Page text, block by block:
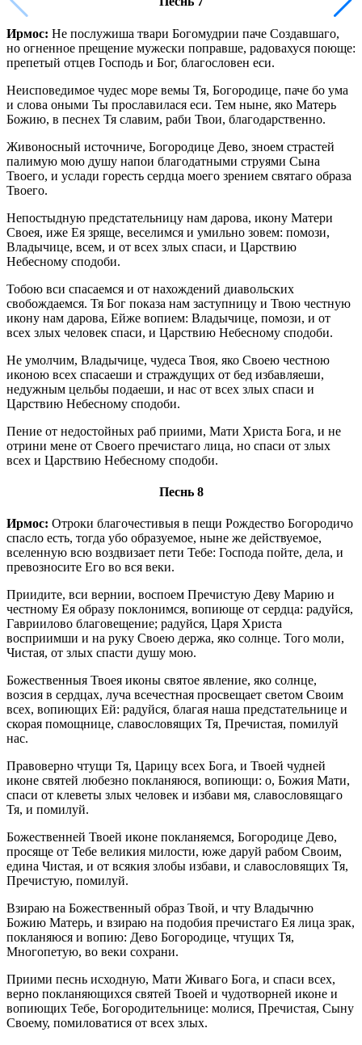
Ирмос: Не послужиша твари Богомудрии паче Создавшаго,
но огненное прещение мужески поправше, радовахуся поюще:
препетый отцев Господь и Бог, благословен еси.
Неисповедимое чудес море вемы Тя, Богородице, паче бо ума
и слова оными Ты прославилася еси. Тем ныне, яко Матерь
Божию, в песнех Тя славим, раби Твои, благодарственно.
Живоносный источниче, Богородице Дево, зноем страстей
палимую мою душу напои благодатными струями Сына
Твоего, и услади горесть сердца моего зрением святаго образа
Твоего.
Непостыдную предстательницу нам дарова, икону Матери
Своея, иже Ея зряще, веселимся и умильно зовем: помози,
Владычице, всем, и от всех злых спаси, и Царствию
Небесному сподоби.
Тобою вси спасаемся и от нахождений диавольских
свобождаемся. Тя Бог показа нам заступницу и Твою честную
икону нам дарова, Ейже вопием: Владычице, помози, и от
всех злых человек спаси, и Царствию Небесному сподоби.
Не умолчим, Владычице, чудеса Твоя, яко Своею честною
иконою всех спасаеши и страждущих от бед избавляеши,
недужным цельбы подаеши, и нас от всех злых спаси и
Царствию Небесному сподоби.
Пение от недостойных раб приими, Мати Христа Бога, и не
отрини мене от Своего пречистаго лица, но спаси от злых
всех и Царствию Небесному сподоби.
Песнь 8
Ирмос: Отроки благочестивыя в пещи Рождество Богородичо
спасло есть, тогда убо образуемое, ныне же действуемое,
вселенную всю воздвизает пети Тебе: Господа пойте, дела, и
превозносите Его во вся веки.
Приидите, вси вернии, воспоем Пречистую Деву Марию и
честному Ея образу поклонимся, вопиюще от сердца: радуйся,
Гавриилово благовещение; радуйся, Царя Христа
восприимши и на руку Своею держа, яко солнце. Того моли,
Чистая, от злых спасти душу мою.
Божественныя Твоея иконы святое явление, яко солнце,
возсия в сердцах, луча всечестная просвещает светом Своим
всех, вопиющих Ей: радуйся, благая наша предстательнице и
скорая помощнице, славословящих Тя, Пречистая, помилуй
нас.
Правоверно чтущи Тя, Царицу всех Бога, и Твоей чудней
иконе святей любезно покланяюся, вопиющи: о, Божия Мати,
спаси от клеветы злых человек и избави мя, славословящаго
Тя, и помилуй.
Божественней Твоей иконе покланяемся, Богородице Дево,
просяще от Тебе великия милости, юже даруй рабом Своим,
едина Чистая, и от всякия злобы избави, и славословящих Тя,
Пречистую, помилуй.
Взираю на Божественный образ Твой, и чту Владычню
Божию Матерь, и взираю на подобия пречистаго Ея лица зрак,
покланяюся и вопию: Дево Богородице, чтущих Тя,
Многопетую, во веки сохрани.
Приими песнь исходную, Мати Живаго Бога, и спаси всех,
верно покланяющихся святей Твоей и чудотворней иконе и
вопиющих Тебе, Богородительнице: молися, Пречистая, Сыну
Своему, помиловатися от всех злых.